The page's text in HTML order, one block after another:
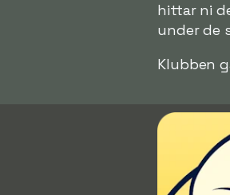
hittar ni
under de
Klubben